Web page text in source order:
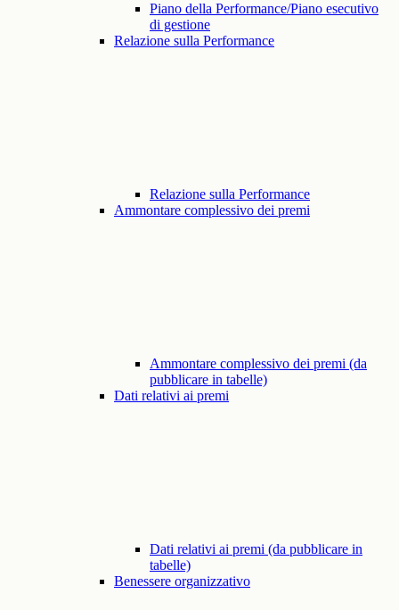
Piano della Performance/Piano esecutivo
di gestione
Relazione sulla Performance
Relazione sulla Performance
Ammontare complessivo dei premi
Ammontare complessivo dei premi (da
pubblicare in tabelle)
Dati relativi ai premi
Dati relativi ai premi (da pubblicare in
tabelle)
Benessere organizzativo